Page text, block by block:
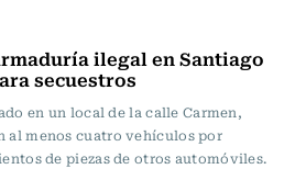
ilegal en Santiago
secuestros
en un local de la calle Carmen,
al menos cuatro vehículos por
de piezas de otros automóviles.